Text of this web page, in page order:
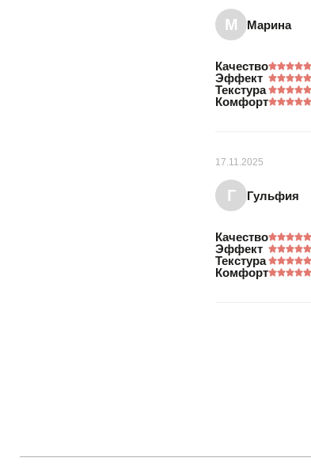
М Марина
Качество
Эффект
Текстура
Комфорт
17.11.2025
Г Гульфия
Качество
Эффект
Текстура
Комфорт